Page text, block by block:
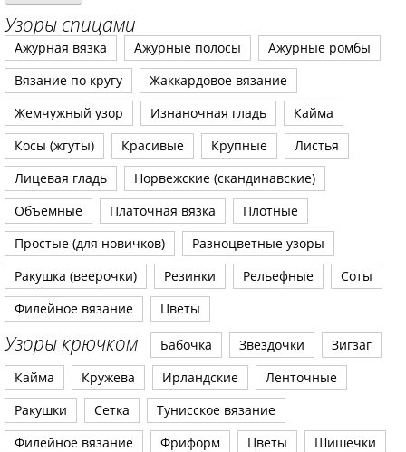
Узоры спицами
Ажурная вязка Ажурные полосы
Ажурные ромбы
Вязание по кругу
Жаккардовое вязание
Жемчужный узор
Изнаночная гладь
Кайма
Косы (жгуты)
Красивые Крупные
Листья
Лицевая гладь
Норвежские (скандинавские)
Объемные
Платочная вязка
Плотные
Простые (для новичков)
Разноцветные узоры
Ракушка (веерочки)
Резинки Рельефные
Соты
Филейное вязание
Цветы
Узоры крючком Бабочка Звездочки
Зигзаг
Кайма
Кружева Ирландские
Ленточные
Ракушки
Сетка
Тунисское вязание
Филейное вязание
Фриформ Цветы Шишечки